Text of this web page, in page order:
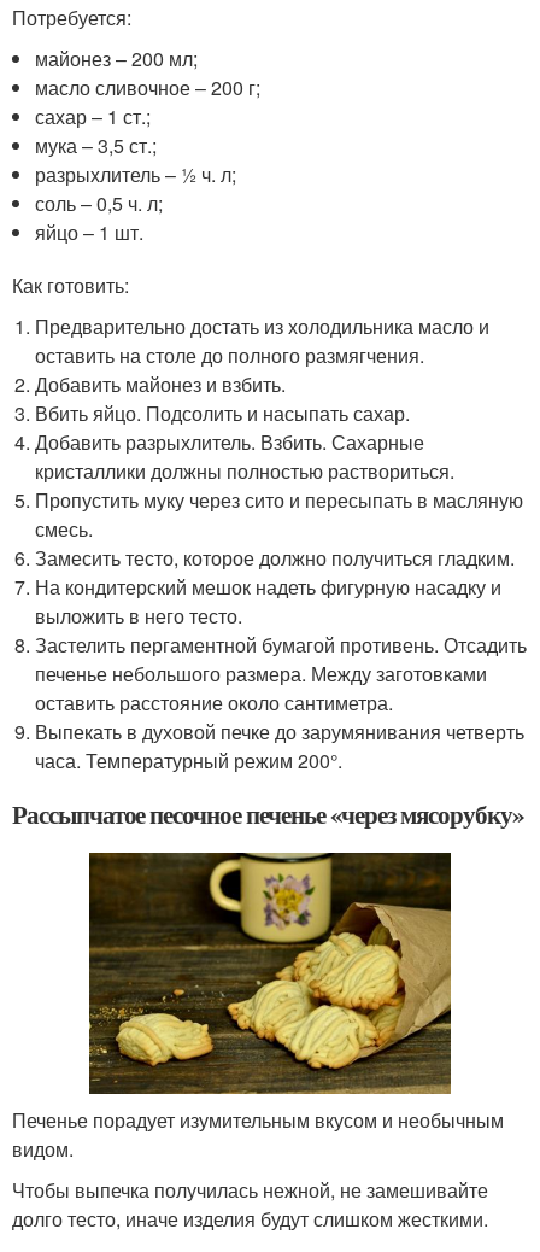
Потребуется:
майонез – 200 мл;
масло сливочное – 200 г;
сахар – 1 ст.;
мука – 3,5 ст.;
разрыхлитель – ½ ч. л;
соль – 0,5 ч. л;
яйцо – 1 шт.
Как готовить:
Предварительно достать из холодильника масло и
оставить на столе до полного размягчения.
Добавить майонез и взбить.
Вбить яйцо. Подсолить и насыпать сахар.
Добавить разрыхлитель. Взбить. Сахарные
кристаллики должны полностью раствориться.
Пропустить муку через сито и пересыпать в масляную
смесь.
Замесить тесто, которое должно получиться гладким.
На кондитерский мешок надеть фигурную насадку и
выложить в него тесто.
Застелить пергаментной бумагой противень. Отсадить
печенье небольшого размера. Между заготовками
оставить расстояние около сантиметра.
Выпекать в духовой печке до зарумянивания четверть
часа. Температурный режим 200°.
Рассыпчатое песочное печенье «через мясорубку»
Печенье порадует изумительным вкусом и необычным
видом.
Чтобы выпечка получилась нежной, не замешивайте
долго тесто, иначе изделия будут слишком жесткими.